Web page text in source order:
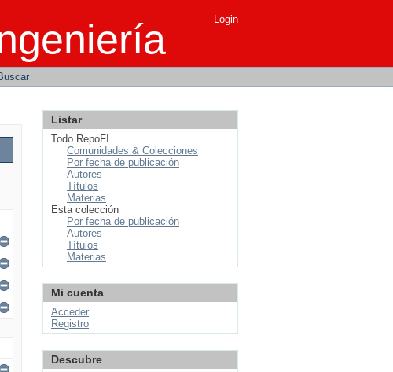
Login
Listar
Todo RepoFI
Comunidades & Colecciones
Por fecha de publicación
Autores
Títulos
Materias
Esta colección
Por fecha de publicación
Autores
Títulos
Materias
Mi cuenta
Acceder
Registro
Descubre